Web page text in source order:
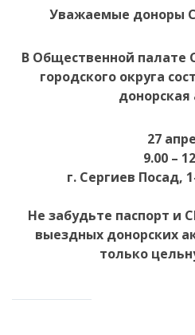
Уважаемые доноры
В Общественной палате
городского округа
донорская
27
9.00 –
г. Сергиев Посад,
Не забудьте паспорт и
выездных донорских
только